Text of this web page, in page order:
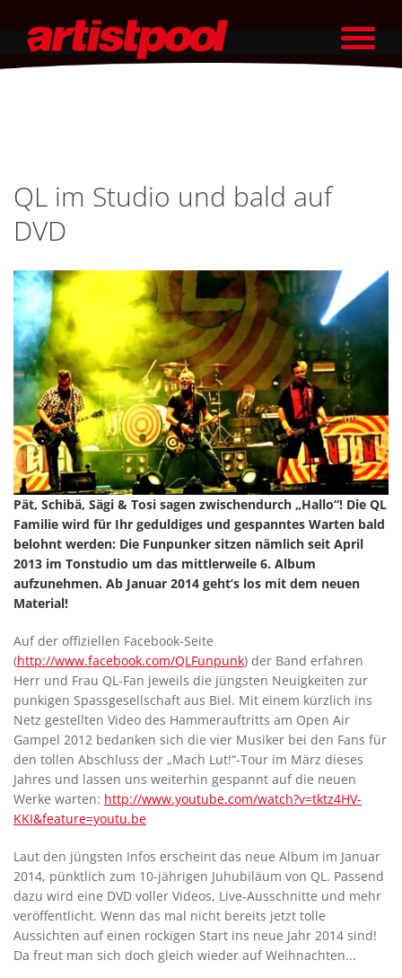
QL im Studio und bald auf
DVD
Pät, Schibä, Sägi & Tosi sagen zwischendurch „Hallo“! Die QL
Familie wird für Ihr geduldiges und gespanntes Warten bald
belohnt werden: Die Funpunker sitzen nämlich seit April
2013 im Tonstudio um das mittlerweile 6. Album
aufzunehmen. Ab Januar 2014 geht’s los mit dem neuen
Material!
Auf der offiziellen Facebook-Seite
(http://www.facebook.com/QLFunpunk) der Band erfahren
Herr und Frau QL-Fan jeweils die jüngsten Neuigkeiten zur
punkigen Spassgesellschaft aus Biel. Mit einem kürzlich ins
Netz gestellten Video des Hammerauftritts am Open Air
Gampel 2012 bedanken sich die vier Musiker bei den Fans für
den tollen Abschluss der „Mach Lut!“-Tour im März dieses
Jahres und lassen uns weiterhin gespannt auf die neuen
Werke warten: http://www.youtube.com/watch?v=tktz4HV-
KKI&feature=youtu.be
Laut den jüngsten Infos erscheint das neue Album im Januar
2014, pünktlich zum 10-jährigen Juhubiläum von QL. Passend
dazu wird eine DVD voller Videos, Live-Ausschnitte und mehr
veröffentlicht. Wenn das mal nicht bereits jetzt tolle
Aussichten auf einen rockigen Start ins neue Jahr 2014 sind!
Da freut man sich doch gleich wieder auf Weihnachten...